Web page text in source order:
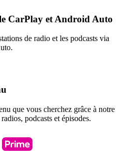
CarPlay et Android Auto
de radio et les podcasts via
que vous cherchez grâce à notre
podcasts et épisodes.